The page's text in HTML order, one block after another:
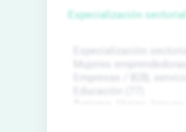
Especialización sectorial